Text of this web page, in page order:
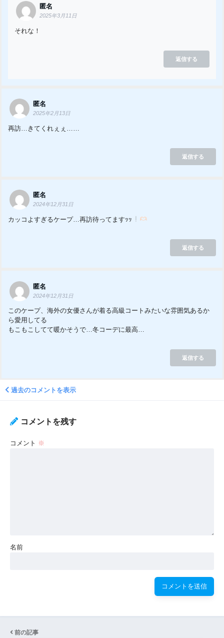
匿名
2025年3月11日
それな！
返信する
匿名
2025年2月13日
再訪…きてくれぇぇ……
返信する
匿名
2024年12月31日
カッコよすぎるケープ…再訪待ってますｯｯ
返信する
匿名
2024年12月31日
このケープ、海外の女優さんが着る高級コートみたいな雰囲気あるか
ら愛用してる
もこもこしてて暖かそうで…冬コーデに最高…
返信する
過去のコメントを表示
コメントを残す
コメント ※
名前
前の記事